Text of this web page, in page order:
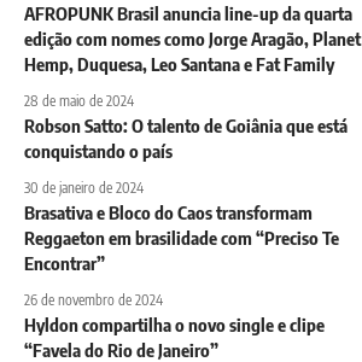
AFROPUNK Brasil anuncia line-up da quarta
edição com nomes como Jorge Aragão, Planet
Hemp, Duquesa, Leo Santana e Fat Family
28 de maio de 2024
Robson Satto: O talento de Goiânia que está
conquistando o país
30 de janeiro de 2024
Brasativa e Bloco do Caos transformam
Reggaeton em brasilidade com “Preciso Te
Encontrar”
26 de novembro de 2024
Hyldon compartilha o novo single e clipe
“Favela do Rio de Janeiro”